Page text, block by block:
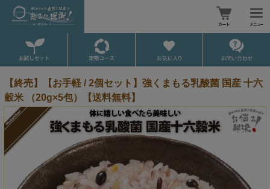
【終売】【お手軽 / 2個セット】強くまもる乳酸菌 国産 十六
穀米 （20g×5包）【送料無料】